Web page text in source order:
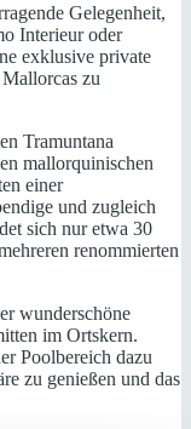
Gelegenheit,
Interieur oder
exklusive private
zu
Tramuntana
mallorquinischen
einer
und zugleich
sich nur etwa 30
renommierten
wunderschöne
im Ortskern.
Poolbereich dazu
zu genießen und das